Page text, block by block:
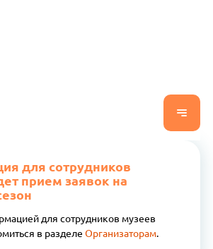
для сотрудников
прием заявок на
для сотрудников музеев
в разделе Организаторам.